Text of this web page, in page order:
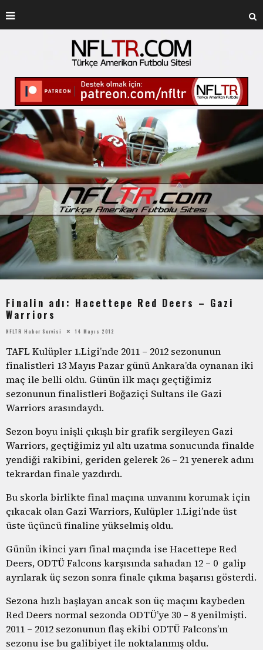
Finalin adı: Hacettepe Red Deers – Gazi
Warriors
NFLTR Haber Servisi 14 Mayıs 2012
TAFL Kulüpler 1.Ligi’nde 2011 – 2012 sezonunun
finalistleri 13 Mayıs Pazar günü Ankara’da oynanan iki
maç ile belli oldu. Günün ilk maçı geçtiğimiz
sezonunun finalistleri Boğaziçi Sultans ile Gazi
Warriors arasındaydı.
Sezon boyu inişli çıkışlı bir grafik sergileyen Gazi
Warriors, geçtiğimiz yıl altı uzatma sonucunda finalde
yendiği rakibini, geriden gelerek 26 – 21 yenerek adını
tekrardan finale yazdırdı.
Bu skorla birlikte final maçına unvanını korumak için
çıkacak olan Gazi Warriors, Kulüpler 1.Ligi’nde üst
üste üçüncü finaline yükselmiş oldu.
Günün ikinci yarı final maçında ise Hacettepe Red
Deers, ODTÜ Falcons karşısında sahadan 12 – 0 galip
ayrılarak üç sezon sonra finale çıkma başarısı gösterdi.
Sezona hızlı başlayan ancak son üç maçını kaybeden
Red Deers normal sezonda ODTÜ’ye 30 – 8 yenilmişti.
2011 – 2012 sezonunun flaş ekibi ODTÜ Falcons’ın
sezonu ise bu galibiyet ile noktalanmış oldu.